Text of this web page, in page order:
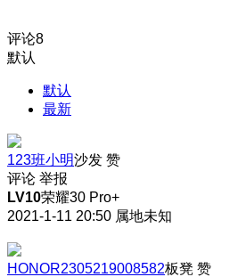
评论8
默认
默认
最新
123班小明沙发 赞
评论 举报
LV10荣耀30 Pro+
2021-1-11 20:50 属地未知
HONOR2305219008582板凳 赞